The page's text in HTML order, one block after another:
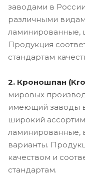
заводами в
различными
ламинированные,
Продукция
стандартам
2. Кроношпан
мировых
имеющий заводы
широкий
ламинированные,
варианты.
качеством и
стандартам.